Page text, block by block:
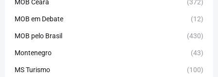
MOB Ceará (372)
MOB em Debate (12)
MOB pelo Brasil (430)
Montenegro (43)
MS Turismo (100)